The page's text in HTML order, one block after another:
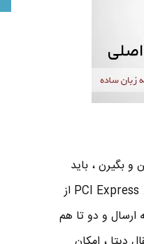
و بگیرن ، باید
سیگنال رفت بره و به مقصد برسه حالا اگه اون یکی خواست سیگنال برگشت بفرسته می تونه . PCI Express از
نیاز داریم . دو تا واسه ارسال و دو تا هم